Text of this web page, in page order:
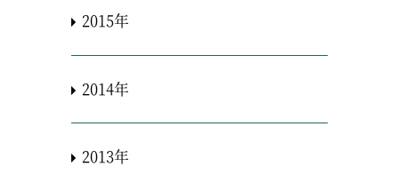
2015年
2014年
2013年